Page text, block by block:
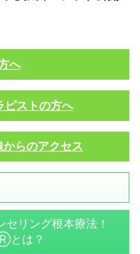
へ
ピストの方へ
らのアクセス
リング根本療法！
とは？